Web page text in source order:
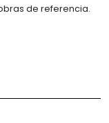
de referencia.